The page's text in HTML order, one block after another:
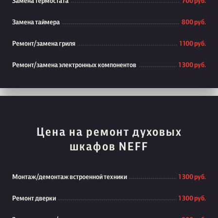
Замена таймера 800 руб.
Ремонт/замена гриля 1 100 руб.
Ремонт/замена электронных компонентов 1 300 руб.
Цена на ремонт духовых
шкафов NEFF
Монтаж/демонтаж встроенной техники 1 300 руб.
Ремонт дверки 1 300 руб.